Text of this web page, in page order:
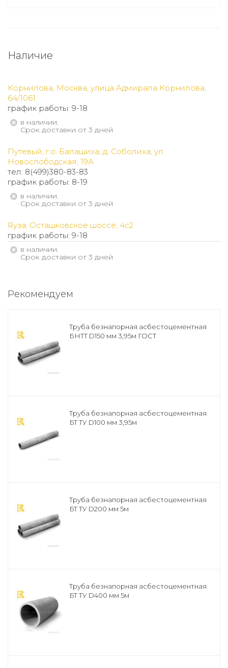
Наличие
Корнилова, Москва, улица Адмирала Корнилова,
64/1061
график работы: 9-18
В наличии.
Срок доставки от 3 дней
Путевый, г.о. Балашиха, д. Соболиха, ул.
Новослободская, 19А
тел: 8(499)380-83-83
график работы: 8-19
В наличии.
Срок доставки от 3 дней
Яуза, Осташковское шоссе, 4с2
график работы: 9-18
В наличии.
Срок доставки от 3 дней
Рекомендуем
Труба безнапорная асбестоцементная
БНТТ D150 мм 3,95м ГОСТ
Труба безнапорная асбестоцементная
БТ ТУ D100 мм 3,95м
Труба безнапорная асбестоцементная
БТ ТУ D200 мм 5м
Труба безнапорная асбестоцементная
БТ ТУ D400 мм 5м